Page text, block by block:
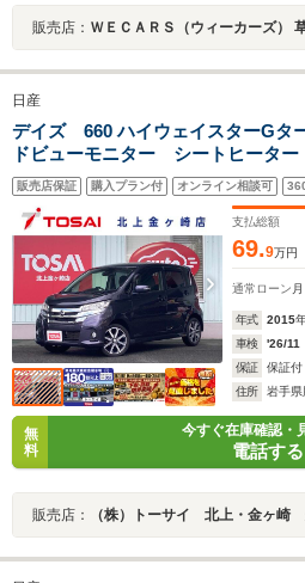
販売店： ＷＥＣＡＲＳ（ウィーカーズ）
日産
デイズ 660 ハイウェイスターGタ
ドビューモニター シートヒータ
リーナビ HIDオートライト フロ
イドリングストップ 横滑り防止
ュスタート エマージェンシーブレ
販売店保証 購入プラン付 オンライン相談可
支払総額
69.9万円
通常ローン
年式 2015
車検
'26/11
保証
保証付
住所
岩手県
無
料
今すぐ在庫確認・
電話する
販売店： （株）トーサイ 北上・金ヶ崎